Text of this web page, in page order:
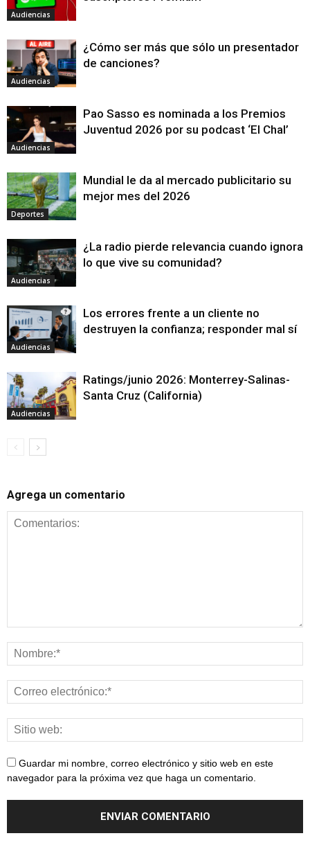
Audiencias
Audiencias
¿Cómo ser más que sólo un presentador
de canciones?
Audiencias
Pao Sasso es nominada a los Premios
Juventud 2026 por su podcast ‘El Chal’
Deportes
Mundial le da al mercado publicitario su
mejor mes del 2026
Audiencias
¿La radio pierde relevancia cuando ignora
lo que vive su comunidad?
Audiencias
Los errores frente a un cliente no
destruyen la confianza; responder mal sí
Audiencias
Ratings/junio 2026: Monterrey-Salinas-
Santa Cruz (California)
Agrega un comentario
Guardar mi nombre, correo electrónico y sitio web en este
navegador para la próxima vez que haga un comentario.